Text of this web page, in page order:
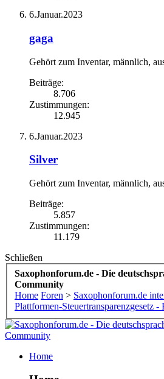
6.Januar.2023
gaga
Gehört zum Inventar, männlich,
Beiträge:
8.706
Zustimmungen:
12.945
6.Januar.2023
Silver
Gehört zum Inventar, männlich,
Beiträge:
5.857
Zustimmungen:
11.179
Schließen
Saxophonforum.de - Die
Community
Home Foren > Saxophonforum.de
Plattformen-Steuertransparenzgesetz -
Home